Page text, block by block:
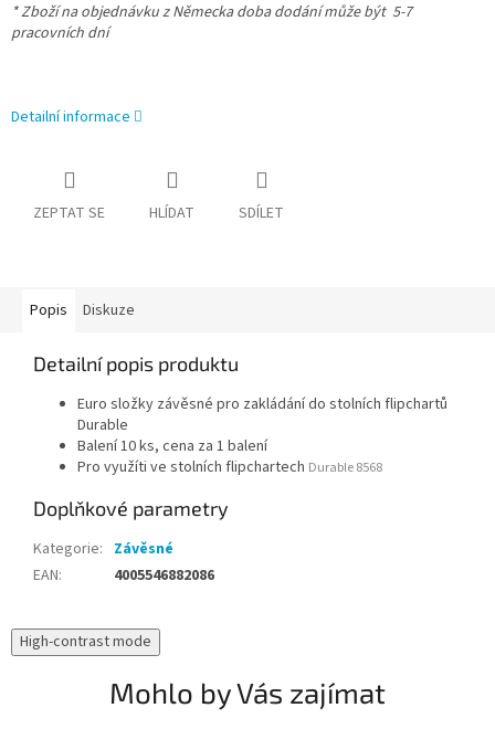
* Zboží na objednávku z Německa doba dodání může být 5-7
pracovních dní
Detailní informace
ZEPTAT SE HLÍDAT SDÍLET
Popis Diskuze
Detailní popis produktu
Euro složky závěsné pro zakládání do stolních flipchartů
Durable
Balení 10 ks, cena za 1 balení
Pro využíti ve stolních flipchartech Durable 8568
Doplňkové parametry
Kategorie: Závěsné
EAN: 4005546882086
High-contrast mode
Mohlo by Vás zajímat